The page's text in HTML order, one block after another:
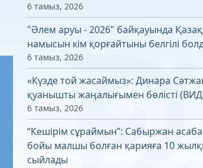
6 тамыз, 2026
"Әлем аруы - 2026" байқауында
намысын кім қорғайтыны белгілі
6 тамыз, 2026
«Күзде той жасаймыз»: Динара
қуанышты жаңалығымен бөлісті
6 тамыз, 2026
“Кешірім сұраймын”: Сабыржан
бойы малшы болған қарияға 10
сыйлады